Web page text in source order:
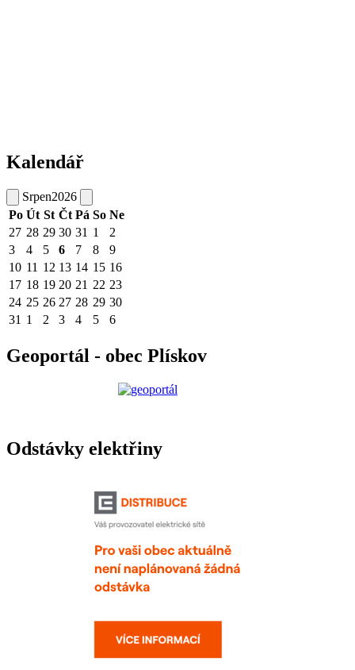
Kalendář
Srpen2026
Po Út St Čt Pá So Ne
27 28 29 30 31 1
2
3
4 5 6 7 8
9
10 11 12 13 14 15 16
17 18 19 20 21 22 23
24 25 26 27 28 29 30
31 1 2 3 4 5 6
Geoportál - obec Plískov
Odstávky elektřiny